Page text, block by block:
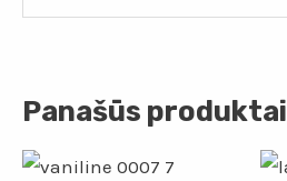
Panašūs produktai